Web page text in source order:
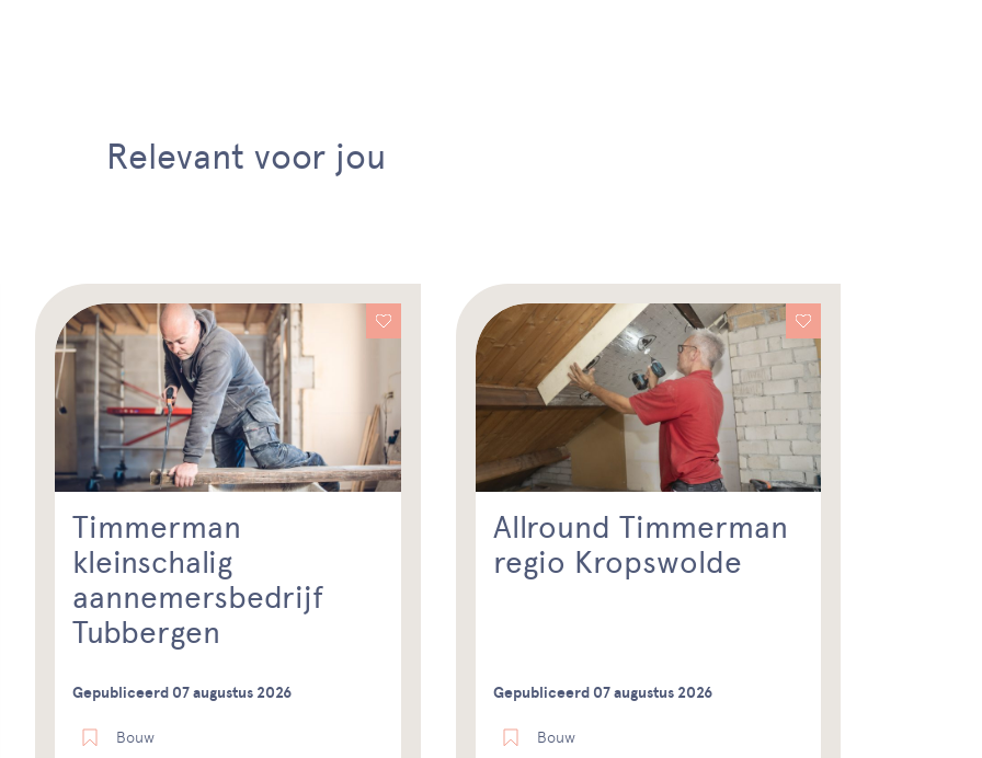
Relevant voor jou
Timmerman
kleinschalig
aannemersbedrijf
Tubbergen
Gepubliceerd 07 augustus 2026
Bouw
Allround Timmerman
regio Kropswolde
Gepubliceerd 07 augustus 2026
Bouw